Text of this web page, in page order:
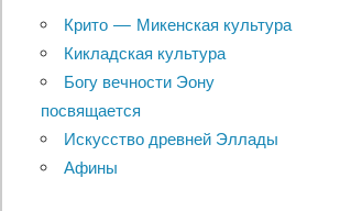
Крито — Микенская культура
Кикладская культура
Богу вечности Эону
посвящается
Искусство древней Эллады
Афины